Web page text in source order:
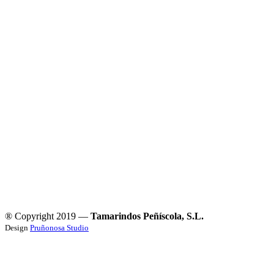
® Copyright 2019 — Tamarindos Peñíscola, S.L.
Design Pruñonosa Studio